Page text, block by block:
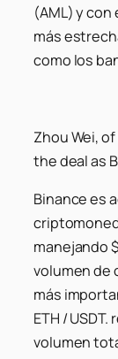
(AML) y
más
como los
Zhou Wei,
the deal as
Binance es
manejando
volumen de
más
ETH /
volumen